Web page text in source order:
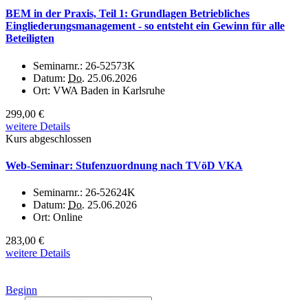
BEM in der Praxis, Teil 1: Grundlagen Betriebliches
Eingliederungsmanagement - so entsteht ein Gewinn für alle
Beteiligten
Seminarnr.: 26-52573K
Datum: Do. 25.06.2026
Ort: VWA Baden in Karlsruhe
299,00 €
weitere Details
Kurs abgeschlossen
Web-Seminar: Stufenzuordnung nach TVöD VKA
Seminarnr.: 26-52624K
Datum: Do. 25.06.2026
Ort: Online
283,00 €
weitere Details
Beginn